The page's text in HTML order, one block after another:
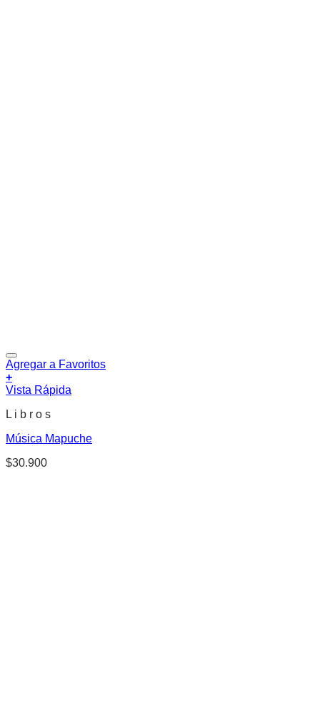
Agregar a Favoritos
+
Vista Rápida
L i b r o s
Música Mapuche
$30.900